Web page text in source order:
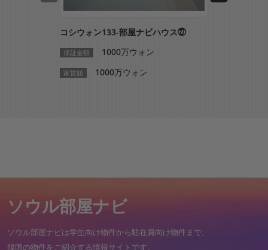
コシウォン133-部屋ナビハウス㉗
保証金額 1000万ウォン
家賃額 1000万ウォン
ソウル部屋ナビ
ソウル部屋ナビは学生向け物件から駐在員向け物件まで、
韓国の物件をご紹介する情報サイトです。